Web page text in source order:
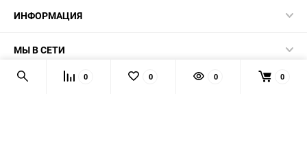
ИНФОРМАЦИЯ
МЫ В СЕТИ
КОНТАКТЫ
0 0 0 0